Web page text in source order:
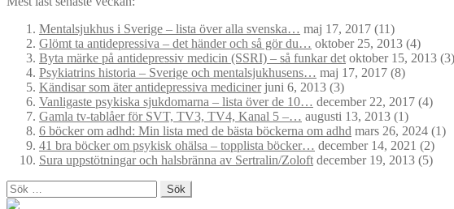
Mentalsjukhus i Sverige – lista över alla svenska… maj 17, 2017 (11)
Glömt ta antidepressiva – det händer och så gör du… oktober 25, 2013 (4)
Byta märke på antidepressiv medicin (SSRI) – så funkar det oktober 15, 2013 (3)
Psykiatrins historia – Sverige och mentalsjukhusens… maj 17, 2017 (8)
Kändisar som äter antidepressiva medicinerjuni 6, 2013 (3)
Vanligaste psykiska sjukdomarna – lista över de 10… december 22, 2017 (4)
Gamla tv-tablåer för SVT, TV3, TV4, Kanal 5 –… augusti 13, 2013 (1)
6 böcker om adhd: Min lista med de bästa böckerna om adhd mars 26, 2024 (1)
41 bra böcker om psykisk ohälsa – topplista böcker… december 14, 2021 (2)
Sura uppstötningar och halsbränna av Sertralin/Zoloft december 19, 2013 (5)
Sök
efter: